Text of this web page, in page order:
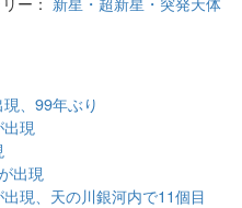
、99年ぶり
出現
出現
現、天の川銀河内で11個目